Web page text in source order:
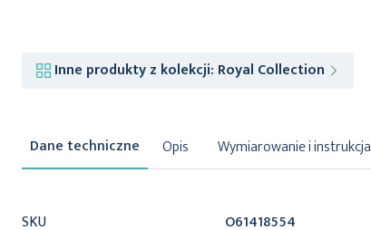
Inne produkty z kolekcji: Royal Collection
Opis Wymiarowanie i instrukcja
Więcej
SKU O61418554